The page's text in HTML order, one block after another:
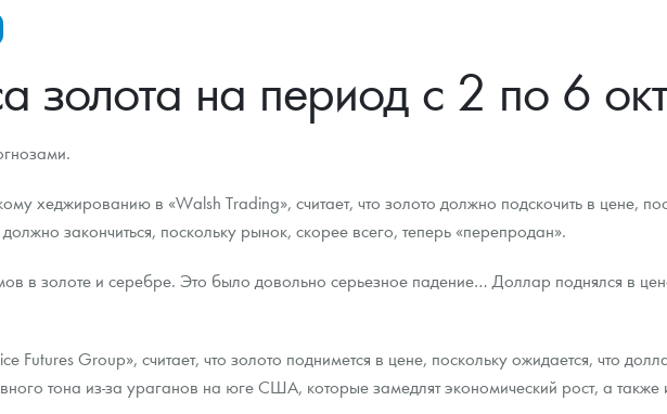
золота на период с 2 по 6
хеджированию в «Walsh Trading», считает, что золото должно подскочить в цене,
закончиться, поскольку рынок, скорее всего, теперь «перепродан».
в золоте и серебре. Это было довольно серьезное падение… Доллар поднялся в
Group», считает, что золото поднимется в цене, поскольку ожидается, что
тона из-за ураганов на юге США, которые замедлят экономический рост, а также